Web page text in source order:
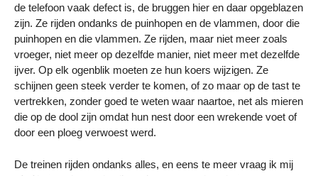
de telefoon vaak defect is, de bruggen hier en daar opgeblazen
zijn. Ze rijden ondanks de puinhopen en de vlammen, door die
puinhopen en die vlammen. Ze rijden, maar niet meer zoals
vroeger, niet meer op dezelfde manier, niet meer met dezelfde
ijver. Op elk ogenblik moeten ze hun koers wijzigen. Ze
schijnen geen steek verder te komen, of zo maar op de tast te
vertrekken, zonder goed te weten waar naartoe, net als mieren
die op de dool zijn omdat hun nest door een wrekende voet of
door een ploeg verwoest werd.
De treinen rijden ondanks alles, en eens te meer vraag ik mij